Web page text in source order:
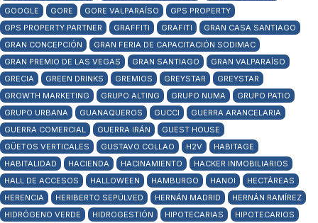
GOOGLE
GORE GORE VALPARAÍSO
GPS PROPERTY
GPS PROPERTY PARTNER
GRAFFITI GRAFITI
GRAN CASA SANTIAGO
GRAN CONCEPCIÓN
GRAN FERIA DE CAPACITACIÓN SODIMAC
GRAN PREMIO DE LAS VEGAS
GRAN SANTIAGO
GRAN VALPARAÍSO
GRECIA
GREEN DRINKS GREMIOS GREYSTAR
GREYSTAR
GROWTH MARKETING
GRUPO ALTING GRUPO NUMA
GRUPO PATIO
GRUPO URBANA
GUANAQUEROS GUCCI
GUERRA ARANCELARIA
GUERRA COMERCIAL
GUERRA IRÁN
GUEST HOUSE
GÜETOS VERTICALES
GUSTAVO COLLAO H2V
HABITAGE
HABITALIDAD
HACIENDA HACINAMIENTO
HACKER INMOBILIARIOS
HALL DE ACCESOS
HALLOWEEN HAMBURGO HANOI
HECTÁREAS
HERENCIA
HERIBERTO SEPÚLVED HERNÁN MADRID
HERNÁN RAMÍREZ
HIDRÓGENO VERDE
HIDROGESTIÓN HIPOTECARIAS
HIPOTECARIOS